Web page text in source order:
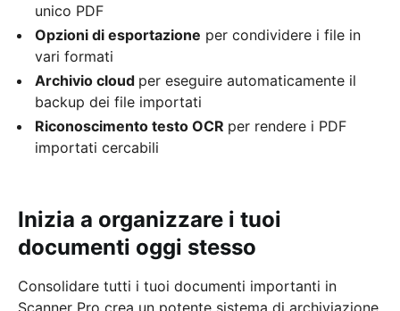
unico PDF
Opzioni di esportazione per condividere i file in
vari formati
Archivio cloud per eseguire automaticamente il
backup dei file importati
Riconoscimento testo OCR per rendere i PDF
importati cercabili
Inizia a organizzare i tuoi
documenti oggi stesso
Consolidare tutti i tuoi documenti importanti in
Scanner Pro crea un potente sistema di archiviazione